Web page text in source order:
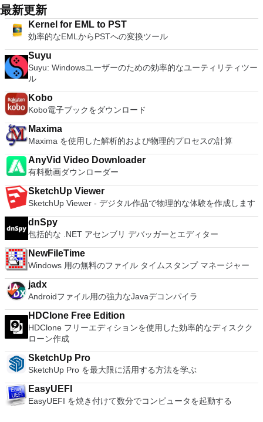
ューターへのログインに使用するのと同じユーザー名とパスワ
ードを入力するだけです。 WIN 7,8,8.1,10をサポートしま
す。 VNC ViewerのMacバージョンをお探しですか？ここから
ダウンロード
でのファイルやアーカイブに対応します。WinRARでは自己解
凍アーカイブやマルチボリュームアーカイブの作成もでき、リ
カバリー記録とリカバリー容量により物理的に損傷したアーカ
イブまで再構成することが可能です。
projects and putting them into the job queue. Features: Non-
linear video editing Apply filters and effects Transcode into
various formats Insert or extract audio streams Subtitle
processor Project system Powerful scripting capabilities
Graphical or command line interfaces Video encoders:
MPEG-4 AVC, XviD, MPEG-4 ASP, MPEG-2 Video, MPEG-1
Video, DV, ... Audio encoders: AC-3, AAC, MP3, MP2, Vorbis,
PCM, ... Container: AVI, MPEG-PS/TS, MP4, MKV, FLV, OGM,
...
最新更新
Kernel for EML to PST
効率的なEMLからPSTへの変換ツール
Suyu
Suyu: Windowsユーザーのための効率的なユーティリティツー
ル
Kobo
Kobo電子ブックをダウンロード
Maxima
Maxima を使用した解析的および物理的プロセスの計算
AnyVid Video Downloader
有料動画ダウンローダー
SketchUp Viewer
SketchUp Viewer - デジタル作品で物理的な体験を作成します
dnSpy
包括的な .NET アセンブリ デバッガーとエディター
NewFileTime
Windows 用の無料のファイル タイムスタンプ マネージャー
jadx
Androidファイル用の強力なJavaデコンパイラ
HDClone Free Edition
HDClone フリーエディションを使用した効率的なディスクク
ローン作成
SketchUp Pro
SketchUp Pro を最大限に活用する方法を学ぶ
EasyUEFI
EasyUEFI を焼き付けて数分でコンピュータを起動する